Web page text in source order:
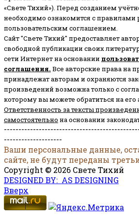
«Свете Тихий»). Перед созданием
необходимо ознакомится с правилами
пользовательским соглашением.
Сайт "Свете Тихий" предоставляет
свободной публикации своих
сети Интернет на основании
соглашения. Все авторские права на
принадлежат авторам и охраняются
произведений возможна только с
которому вы можете обратиться на его
Ответственность за тексты
самостоятельно на основании
--------------------
Ваши персональные данные,
сайте, не будут переданы
Copyright © 2026 Свете Тихий
DESIGNED BY: AS DESIGNING
Вверх